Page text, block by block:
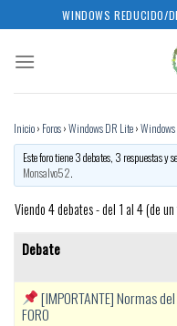
to
content
WINDOWS REDUCIDO/
Inicio› Foros›Windows DR Lite›Windows
Este foro tiene 3 debates, 3 respuestas y
Monsalvo52.
Viendo 4 debates - del 1 al 4 (de
Debate
[IMPORTANTE] Normas del
FORO